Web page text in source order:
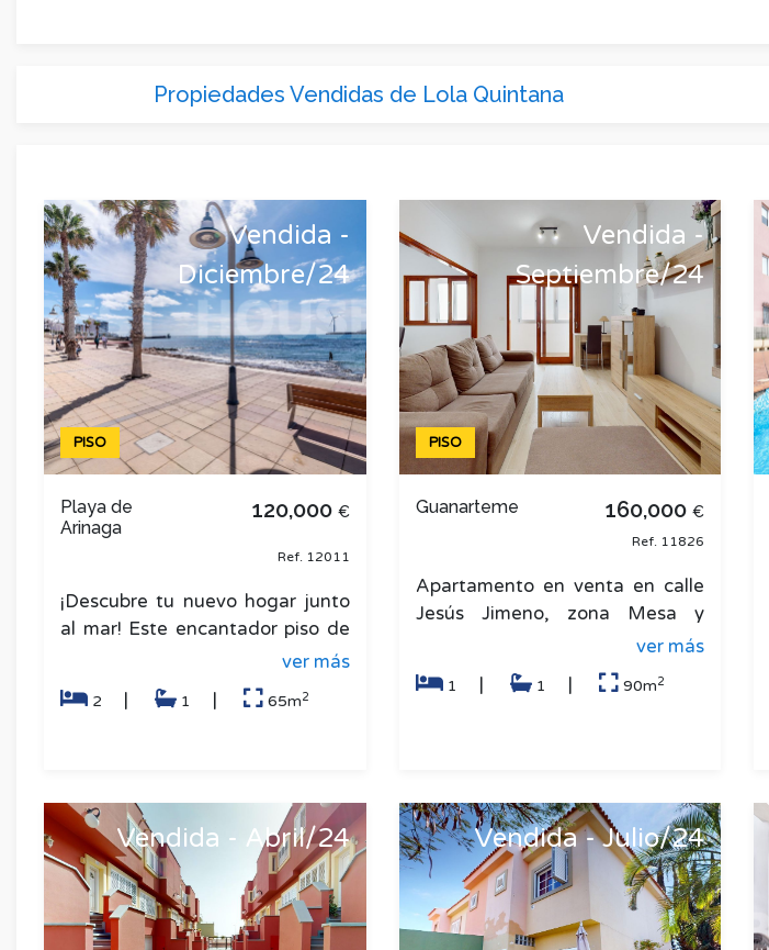
Propiedades Vendidas de Lola Quintana
Vendida -
Diciembre/24
PISO
Playa de
Arinaga
120,000 €
Ref. 12011
¡Descubre tu nuevo hogar junto
al mar! Este encantador piso de
65 m² se encuentra en una
ubicación privilegiada, a un
ver más
2 1 65m2
Vendida -
Septiembre/24
PISO
Guanarteme 160,000 €
Ref. 11826
Apartamento en venta en calle
Jesús Jimeno, zona Mesa y
López. La vivienda ha sido
reformada y se vende
amueblada. D
ver más
1 1 90m2
Vendida - Abril/24 Vendida - Julio/24